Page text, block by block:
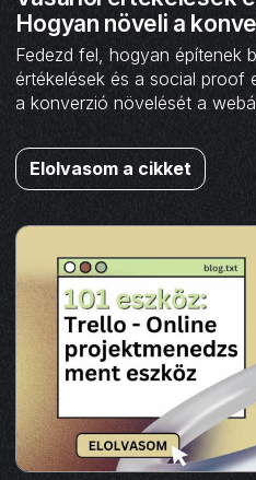
Hogyan növeli a
Fedezd fel, hogyan építenek
értékelések és a social proof
a konverzió növelését a
Elolvasom a cikket